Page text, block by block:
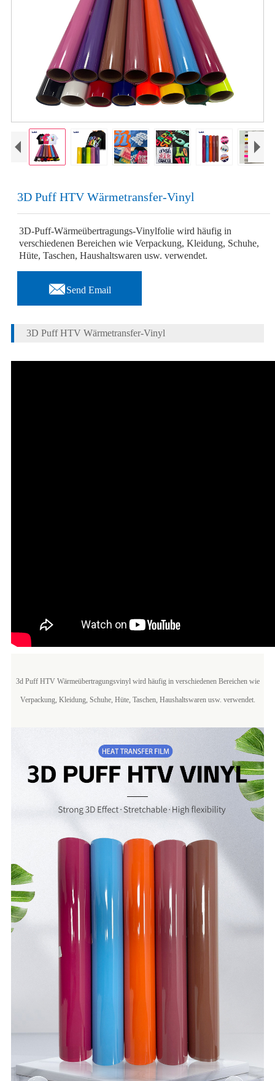
3D Puff HTV Wärmetransfer-Vinyl
3D-Puff-Wärmeübertragungs-Vinylfolie wird häufig in
verschiedenen Bereichen wie Verpackung, Kleidung, Schuhe,
Hüte, Taschen, Haushaltswaren usw. verwendet.
Send Email
3D Puff HTV Wärmetransfer-Vinyl
3d Puff HTV Wärmeübertragungsvinyl wird häufig in verschiedenen Bereichen wie
Verpackung, Kleidung, Schuhe, Hüte, Taschen, Haushaltswaren usw. verwendet.